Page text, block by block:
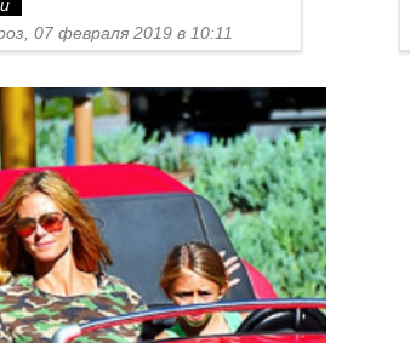
07 февраля 2019 в 10:11